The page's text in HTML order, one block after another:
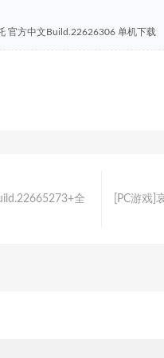
官方中文Build.22626306 单机下载
全
[PC游戏